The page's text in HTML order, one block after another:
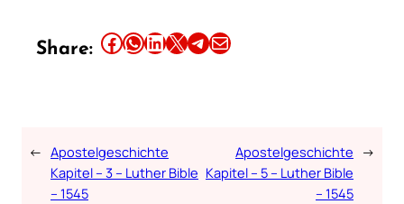
Share: Share this article on Facebook Share this article on WhatsApp Share this article on LinkedIn Share this article on X Share this article on TelegramEmail this Article
← Apostelgeschichte
Kapitel – 3 – Luther Bible
– 1545
Apostelgeschichte
Kapitel – 5 – Luther Bible
– 1545
→